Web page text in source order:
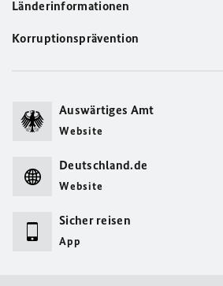
Länderinformationen
Korruptionsprävention
Auswärtiges Amt
Website
Deutschland.de
Website
Sicher reisen
App